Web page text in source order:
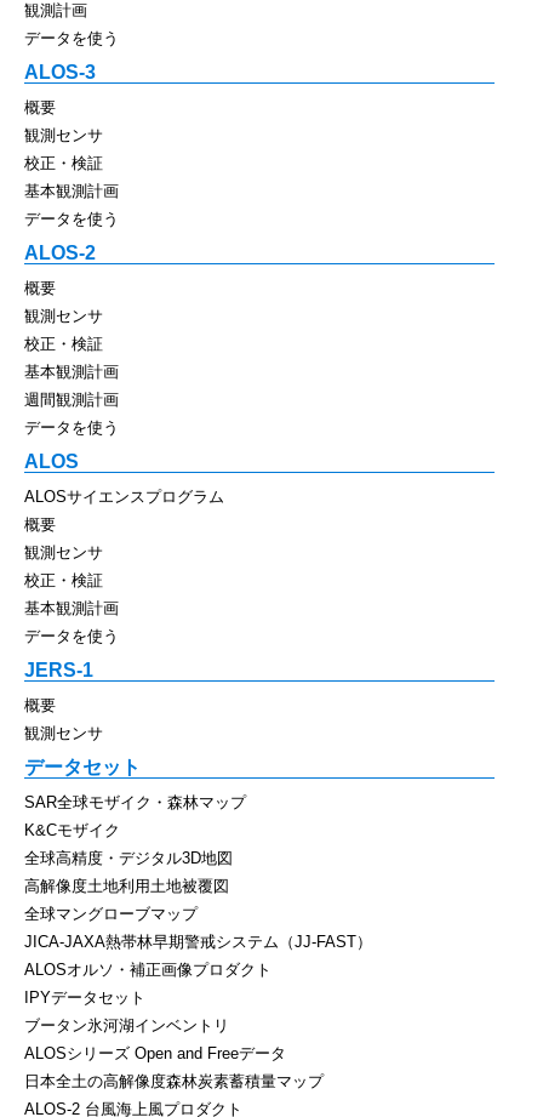
観測計画
データを使う
ALOS-3
概要
観測センサ
校正・検証
基本観測計画
データを使う
ALOS-2
概要
観測センサ
校正・検証
基本観測計画
週間観測計画
データを使う
ALOS
ALOSサイエンスプログラム
概要
観測センサ
校正・検証
基本観測計画
データを使う
JERS-1
概要
観測センサ
データセット
SAR全球モザイク・森林マップ
K&Cモザイク
全球高精度・デジタル3D地図
高解像度土地利用土地被覆図
全球マングローブマップ
JICA-JAXA熱帯林早期警戒システム（JJ-FAST）
ALOSオルソ・補正画像プロダクト
IPYデータセット
ブータン氷河湖インベントリ
ALOSシリーズ Open and Freeデータ
日本全土の高解像度森林炭素蓄積量マップ
ALOS-2 台風海上風プロダクト